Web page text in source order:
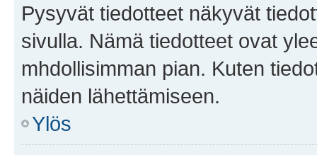
Pysyvät tiedotteet näkyvät
sivulla. Nämä tiedotteet ovat
mhdollisimman pian. Kuten
näiden lähettämiseen.
Ylös